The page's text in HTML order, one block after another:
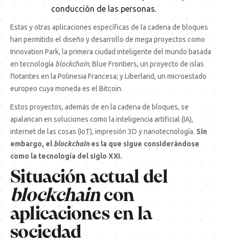
conducción de las personas.
Estas y otras aplicaciones específicas de la cadena de bloques
han permitido el diseño y desarrollo de mega proyectos como
Innovation Park, la primera ciudad inteligente del mundo basada
en tecnología blockchain; Blue Frontiers, un proyecto de islas
flotantes en la Polinesia Francesa; y Liberland, un microestado
europeo cuya moneda es el Bitcoin.
Estos proyectos, además de en la cadena de bloques, se
apalancan en soluciones como la inteligencia artificial (IA),
internet de las cosas (IoT), impresión 3D y nanotecnología. Sin
embargo, elblockchaines la que sigue considerándose
como la tecnología del siglo XXI.
Situación actual del
blockchaincon
aplicaciones en la
sociedad